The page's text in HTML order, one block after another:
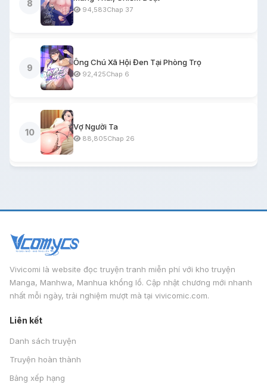
8
94,583Chap 37
9
Ông Chú Xã Hội Đen Tại Phòng Trọ
92,425Chap 6
10
Vợ Người Ta
88,805Chap 26
Vivicomi là website đọc truyện tranh miễn phí với kho truyện
Manga, Manhwa, Manhua khổng lồ. Cập nhật chương mới nhanh
nhất mỗi ngày, trải nghiệm mượt mà tại vivicomic.com.
Liên kết
Danh sách truyện
Truyện hoàn thành
Bảng xếp hạng